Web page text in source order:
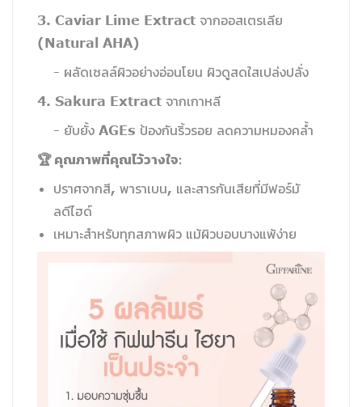
3. Caviar Lime Extract จากออสเตรเลีย
(Natural AHA)
- ผลัดเซลล์ผิวอย่างอ่อนโยน ผิวดูสดใสเปล่งปลั่ง
4. Sakura Extract จากเกาหลี
- ยับยั้ง AGEs ป้องกันริ้วรอย ลดความหมองคล้ำ
🏆 คุณภาพที่คุณไว้วางใจ:
ปราศจากสี, พาราเบน, และสารกันเสียที่มีฟอร์มั
ลดีไฮด์
เหมาะสำหรับทุกสภาพผิว แม้ผิวบอบบางแพ้ง่าย